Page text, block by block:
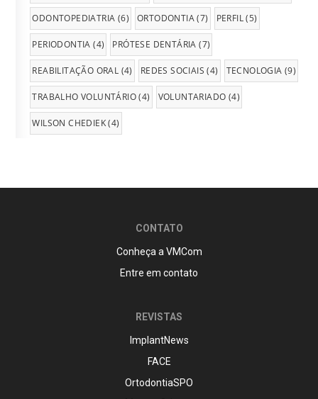
ODONTOPEDIATRIA (6) ORTODONTIA(7) PERFIL(5)
PERIODONTIA (4) PRÓTESE DENTÁRIA (7)
REABILITAÇÃO ORAL (4) REDES SOCIAIS (4) TECNOLOGIA (9)
TRABALHO VOLUNTÁRIO(4) VOLUNTARIADO (4)
WILSON CHEDIEK(4)
CONTATO
Conheça a VMCom
Entre em contato
REVISTAS
ImplantNews
FACE
OrtodontiaSPO